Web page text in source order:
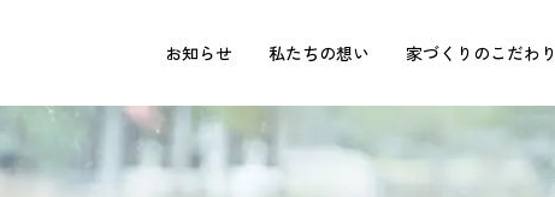
お知らせ 私たちの想い 家づくりのこだわり